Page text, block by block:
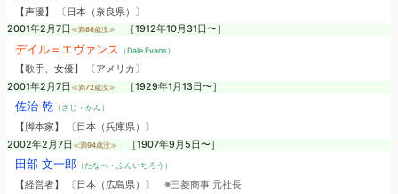
【声優】 〔日本（奈良県）〕
2001年2月7日 ≪満88歳没≫ ［1912年10月31日〜］
デイル＝エヴァンス （Dale Evans）
【歌手、女優】 〔アメリカ〕
2001年2月7日 ≪満72歳没≫ ［1929年1月13日〜］
佐治 乾（さじ・かん）
【脚本家】 〔日本（兵庫県）〕
2002年2月7日 ≪満94歳没≫ ［1907年9月5日〜］
田部 文一郎（たなべ・ぶんいちろう）
【経営者】 〔日本（広島県）〕 ※三菱商事 元社長